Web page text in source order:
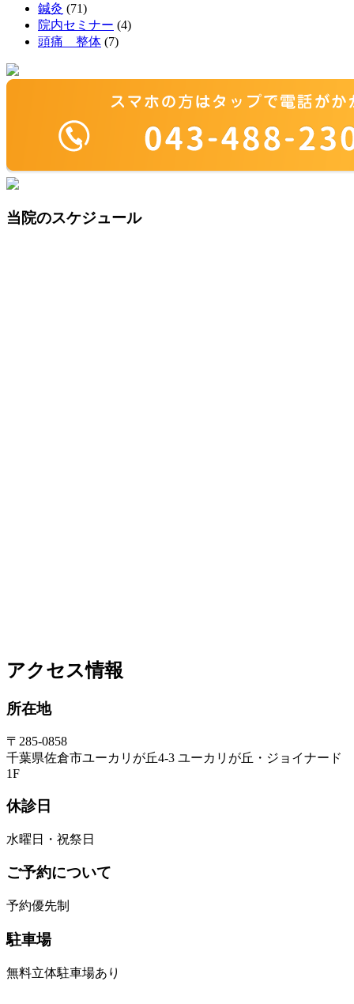
鍼灸 (71)
院内セミナー (4)
頭痛 整体 (7)
当院のスケジュール
アクセス情報
所在地
〒285-0858
千葉県佐倉市ユーカリが丘4-3 ユーカリが丘・ジョイナード
1F
休診日
水曜日・祝祭日
ご予約について
予約優先制
駐車場
無料立体駐車場あり